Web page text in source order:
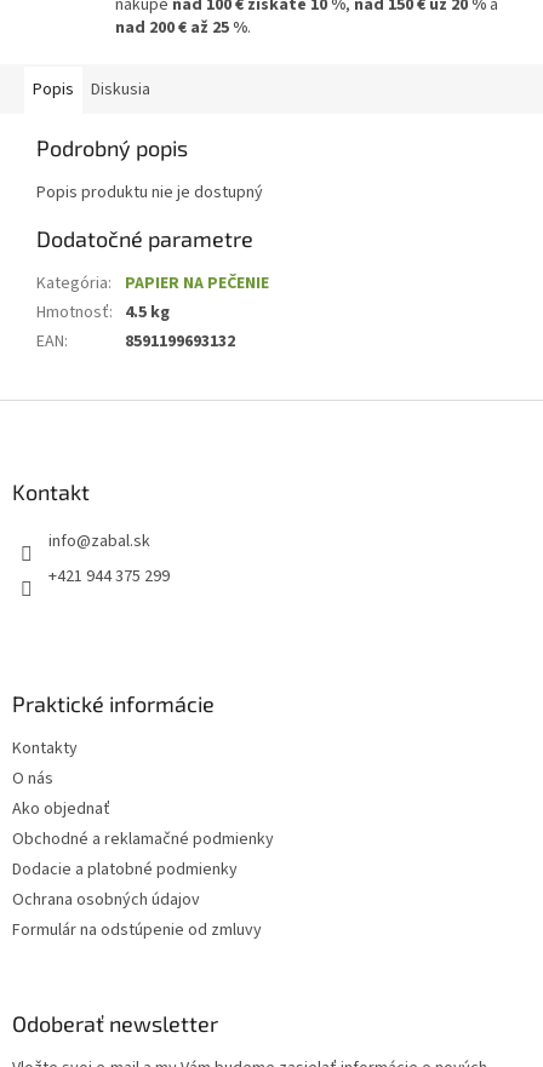
nad 200 € až 25 %.
Popis Diskusia
Podrobný popis
Popis produktu nie je dostupný
Dodatočné parametre
Kategória:
PAPIER NA PEČENIE
Hmotnosť: 4.5 kg
EAN: 8591199693132
Kontakt
info@zabal.sk
+421 944 375 299
Praktické informácie
Kontakty
O nás
Ako objednať
Obchodné a reklamačné podmienky
Dodacie a platobné podmienky
Ochrana osobných údajov
Formulár na odstúpenie od zmluvy
Odoberať newsletter